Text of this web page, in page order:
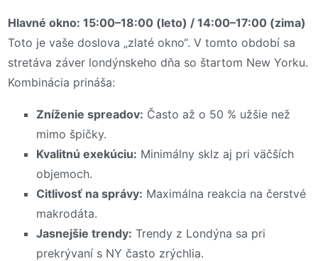
Hlavné okno: 15:00–18:00 (leto) / 14:00–17:00 (zima)
Toto je vaše doslova „zlaté okno“. V tomto období sa
stretáva záver londýnskeho dňa so štartom New Yorku.
Kombinácia prináša:
Zníženie spreadov: Často až o 50 % užšie než
mimo špičky.
Kvalitnú exekúciu: Minimálny sklz aj pri väčších
objemoch.
Citlivosť na správy: Maximálna reakcia na čerstvé
makrodáta.
Jasnejšie trendy: Trendy z Londýna sa pri
prekrývaní s NY často zrýchlia.